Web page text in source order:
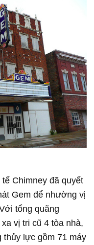
Chimney đã quyết
Gem để nhường vị
tổng quãng
vị tri cũ 4 tòa nhà,
lực gồm 71 máy